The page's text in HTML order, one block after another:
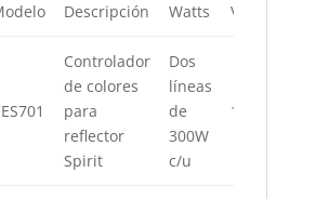
Descripción Watts Volts
Controlador
de colores
para
reflector
Spirit
Dos
líneas
de
300W
c/u
110V